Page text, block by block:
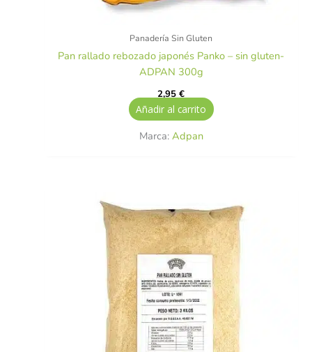
Panadería Sin Gluten
Pan rallado rebozado japonés Panko – sin gluten-
ADPAN 300g
2,95€
Añadir al carrito
Marca: Adpan